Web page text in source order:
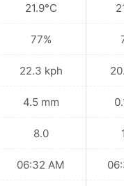
21.9°C
77%
22.3 kph
4.5 mm
8.0
06:32 AM